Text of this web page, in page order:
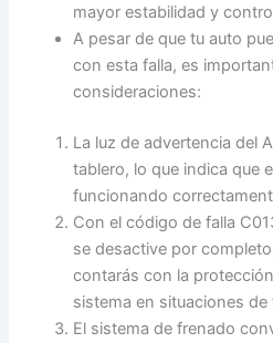
mayor estabilidad y
A pesar de que tu auto
con esta falla, es
consideraciones:
La luz de advertencia del
tablero, lo que indica que
funcionando
Con el código de falla
se desactive por
contarás con la
sistema en situaciones de
El sistema de frenado